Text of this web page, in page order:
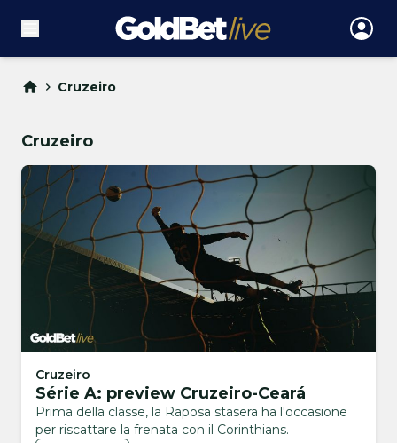
Cruzeiro
Cruzeiro
Cruzeiro
Série A: preview Cruzeiro-Ceará
Prima della classe, la Raposa stasera ha l'occasione
per riscattare la frenata con il Corinthians.